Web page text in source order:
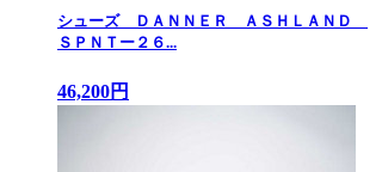
シューズ ＤＡＮＮＥＲ ＡＳＨＬＡＮＤ
ＳＰＮＴー２６...
46,200円